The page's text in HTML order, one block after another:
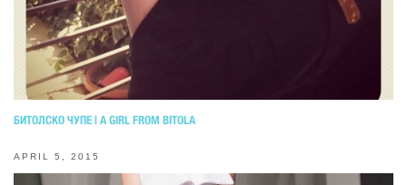
БИТОЛСКО ЧУПЕ | A GIRL FROM BITOLA
APRIL 5, 2015